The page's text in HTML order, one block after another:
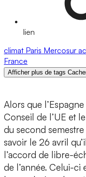
lien
climat Paris Mercosur
France
Afficher plus de tags
Alors que
Conseil de l’UE et
du second
savoir le 26 avril
l’accord de libre-
de l’année. Celui-